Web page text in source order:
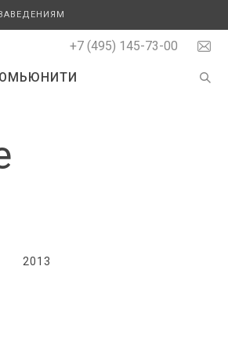
+7 (495) 145-73-00
2013